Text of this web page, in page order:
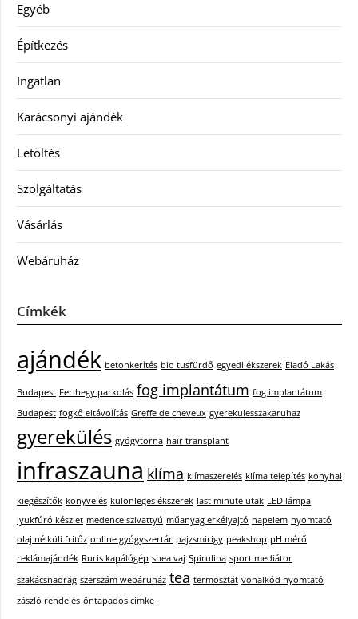
Egyéb
Építkezés
Ingatlan
Karácsonyi ajándék
Letöltés
Szolgáltatás
Vásárlás
Webáruház
Címkék
ajándék betonkerítés bio tusfürdő egyedi ékszerek Eladó Lakás
Budapest Ferihegy parkolás fog implantátum fog implantátum
Budapest fogkő eltávolítás Greffe de cheveux gyerekulesszakaruhaz
gyerekülés gyógytorna hair transplant
infraszauna klíma klímaszerelés klíma telepítés konyhai
kiegészítők könyvelés különleges ékszerek last minute utak LED lámpa
lyukfúró készlet medence szivattyú műanyag erkélyajtó napelem nyomtató
olaj nélküli fritőz online gyógyszertár pajzsmirigy peakshop pH mérő
reklámajándék Ruris kapálógép shea vaj Spirulina sport mediátor
szakácsnadrág szerszám webáruház tea termosztát vonalkód nyomtató
zászló rendelés öntapadós címke